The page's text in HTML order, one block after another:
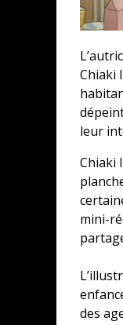
Chiaki
leur
Chiaki
mini-
des